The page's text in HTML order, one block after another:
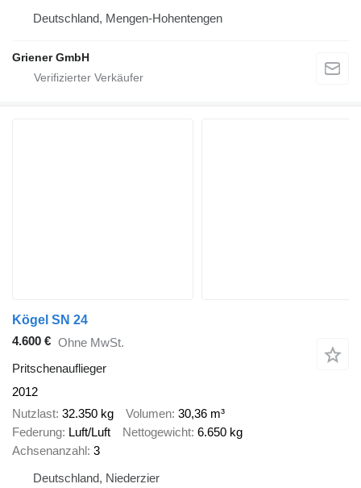
Deutschland, Mengen-Hohentengen
Griener GmbH
Kögel SN 24
4.600 € Ohne MwSt.
Pritschenauflieger
2012
Nutzlast 32.350 kg Volumen 30,36 m³
Federung Luft/Luft Nettogewicht 6.650 kg
Achsenanzahl 3
Deutschland, Niederzier